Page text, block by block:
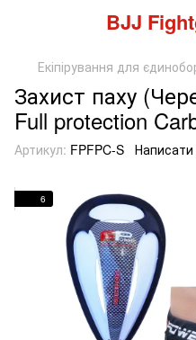
BJJ
Екіпірування для
Захист паху
Full protection
Артикул: FPFPC-S Написати
6